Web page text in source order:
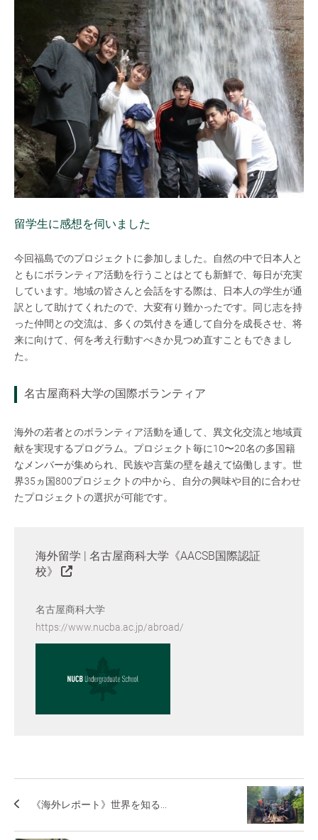
留学生に感想を伺いました
今回福島でのプロジェクトに参加しました。自然の中で日本人と
ともにボランティア活動を行うことはとても新鮮で、毎日が充実
しています。地域の皆さんと会話をする際は、日本人の学生が通
訳として助けてくれたので、大変有り難かったです。同じ志を持
った仲間との交流は、多くの気付きを通して自分を成長させ、将
来に向けて、何を考え行動すべきか見つめ直すこともできまし
た。
名古屋商科大学の国際ボランティア
海外の若者とのボランティア活動を通して、異文化交流と地域貢
献を実現するプログラム。プロジェクト毎に10〜20名の多国籍
なメンバーが集められ、民族や言葉の壁を越えて恊働します。世
界35ヵ国800プロジェクトの中から、自分の興味や目的に合わせ
たプロジェクトの選択が可能です。
海外留学 | 名古屋商科大学《AACSB国際認証
校》
名古屋商科大学
https://www.nucba.ac.jp/abroad/
《海外レポート》世界を知る...